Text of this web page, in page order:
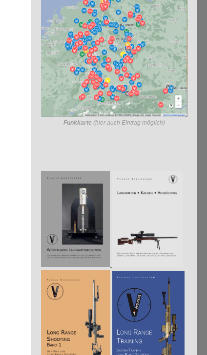
Funkkarte (hier auch Eintrag möglich)